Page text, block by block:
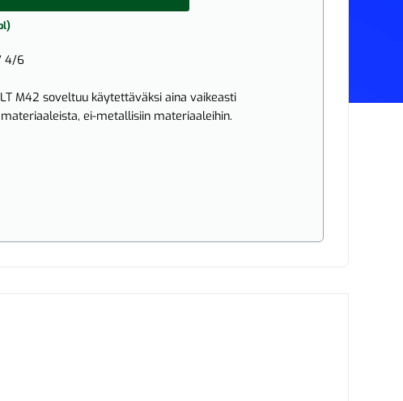
4/6
M42 soveltuu käytettäväksi aina vaikeasti
ei-metallisiin materiaaleihin.